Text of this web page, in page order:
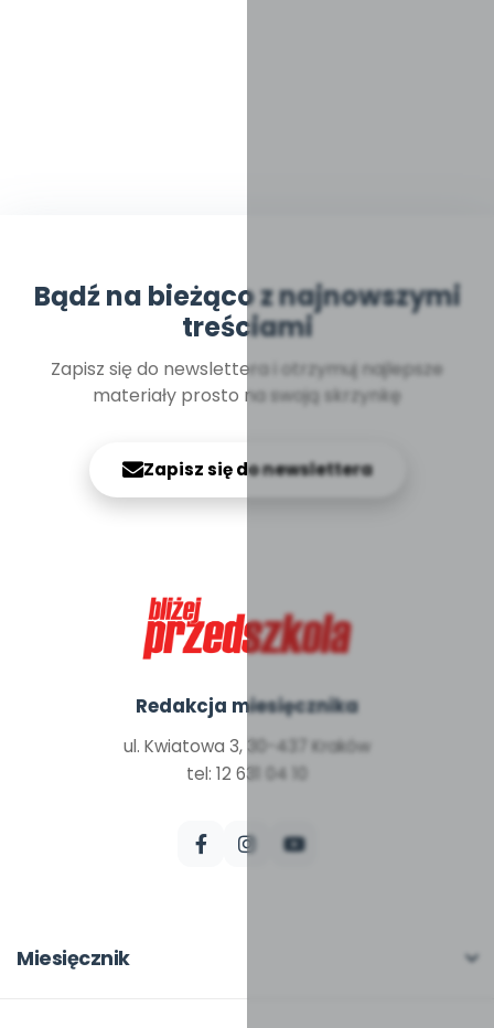
Bądź na bieżąco z najnowszymi
treściami
Zapisz się do newslettera i otrzymuj najlepsze
materiały prosto na swoją skrzynkę
Zapisz się do newslettera
Redakcja miesięcznika
ul. Kwiatowa 3, 30-437 Kraków
tel: 12 631 04 10
Miesięcznik